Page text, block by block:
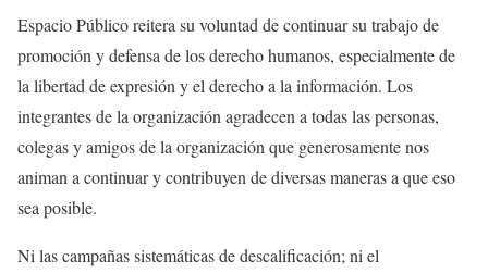
Espacio Público reitera su voluntad de continuar su trabajo de
promoción y defensa de los derecho humanos, especialmente de
la libertad de expresión y el derecho a la información. Los
integrantes de la organización agradecen a todas las personas,
colegas y amigos de la organización que generosamente nos
animan a continuar y contribuyen de diversas maneras a que eso
sea posible.
Ni las campañas sistemáticas de descalificación; ni el